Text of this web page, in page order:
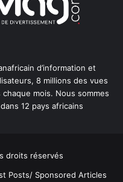
d’information et
8 millions des vues
mois. Nous sommes
12 pays africains
droits réservés
Posts/ Sponsored Articles